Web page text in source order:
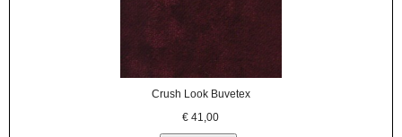
Crush Look Buvetex
€41,00